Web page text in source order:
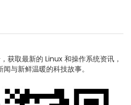
获取最新的 Linux 和操作系统资讯，
与新鲜温暖的科技故事。